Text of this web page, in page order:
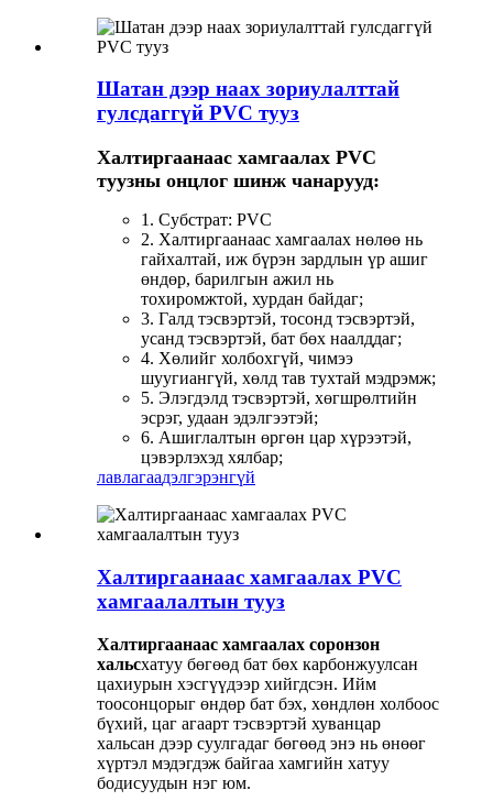
Шатан дээр наах зориулалттай
гулсдаггүй PVC тууз
Халтиргаанаас хамгаалах PVC
туузны онцлог шинж чанарууд:
1. Субстрат: PVC
2. Халтиргаанаас хамгаалах нөлөө нь
гайхалтай, иж бүрэн зардлын үр ашиг
өндөр, барилгын ажил нь
тохиромжтой, хурдан байдаг;
3. Галд тэсвэртэй, тосонд тэсвэртэй,
усанд тэсвэртэй, бат бөх наалддаг;
4. Хөлийг холбохгүй, чимээ
шуугиангүй, хөлд тав тухтай мэдрэмж;
5. Элэгдэлд тэсвэртэй, хөгшрөлтийн
эсрэг, удаан эдэлгээтэй;
6. Ашиглалтын өргөн цар хүрээтэй,
цэвэрлэхэд хялбар;
лавлагаадэлгэрэнгүй
Халтиргаанаас хамгаалах PVC
хамгаалалтын тууз
Халтиргаанаас хамгаалах соронзон
хальсхатуу бөгөөд бат бөх карбонжуулсан
цахиурын хэсгүүдээр хийгдсэн. Ийм
тоосонцорыг өндөр бат бэх, хөндлөн холбоос
бүхий, цаг агаарт тэсвэртэй хуванцар
хальсан дээр суулгадаг бөгөөд энэ нь өнөөг
хүртэл мэдэгдэж байгаа хамгийн хатуу
бодисуудын нэг юм.